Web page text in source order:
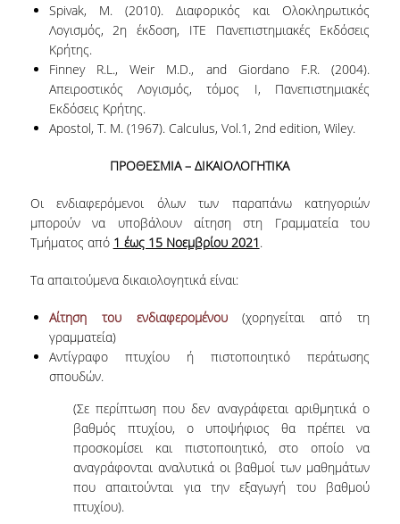
POST DOC RESEARCHERS
PHD SCHOLARSHIPS
INFORMATIVE LEAFLET FOR THE PHD IN
STATISTICS
QUALITY ASSURANCE POLICY
QUALITY DATA
ACCREDITATION
EVALUATION
STUDENTS
FROM GRADUATES
EXTERNAL EVALUATION REPORTS
Spivak, M. (2010). Διαφορικός και Ολοκληρωτικός
Λογισμός, 2η έκδοση, ΙΤΕ Πανεπιστημιακές Εκδόσεις
Κρήτης.
Finney R.L., Weir M.D., and Giordano F.R. (2004).
Aπειροστικός Λογισμός, τόμος Ι, Πανεπιστημιακές
Εκδόσεις Κρήτης.
Apostol, T. M. (1967). Calculus, Vol.1, 2nd edition, Wiley.
ΠΡΟΘΕΣΜΙΑ – ΔΙΚΑΙΟΛΟΓΗΤΙΚΑ
Οι ενδιαφερόμενοι όλων των παραπάνω κατηγοριών
μπορούν να υποβάλουν αίτηση στη Γραμματεία του
Τμήματος από 1 έως 15 Νοεμβρίου 2021.
Τα απαιτούμενα δικαιολογητικά είναι:
Αίτηση του ενδιαφερομένου(χορηγείται από τη
γραμματεία)
Αντίγραφο πτυχίου ή πιστοποιητικό περάτωσης
σπουδών.
(Σε περίπτωση που δεν αναγράφεται αριθμητικά ο
βαθμός πτυχίου, ο υποψήφιος θα πρέπει να
προσκομίσει και πιστοποιητικό, στο οποίο να
αναγράφονται αναλυτικά οι βαθμοί των μαθημάτων
που απαιτούνται για την εξαγωγή του βαθμού
πτυχίου).